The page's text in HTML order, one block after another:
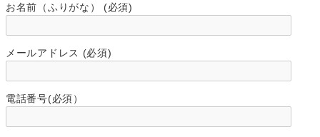
お名前（ふりがな） (必須)
メールアドレス (必須)
電話番号(必須）